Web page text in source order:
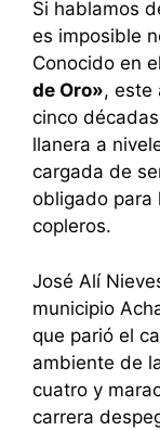
Si hablamos
es imposible
Conocido en
de Oro», este
cinco
llanera a
cargada de
obligado para
copleros.
José Alí
municipio
que parió el
ambiente de
cuatro y
carrera